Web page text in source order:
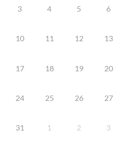
3 4 5 6
10 11 12 13
17 18 19 20
24 25 26 27
31 1 2 3